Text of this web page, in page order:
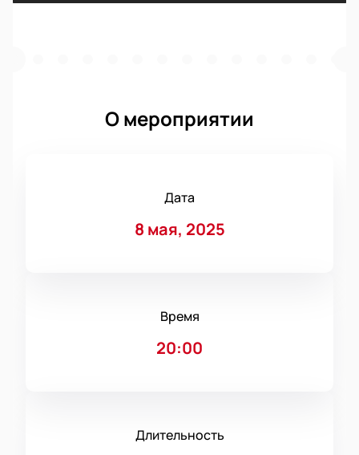
О мероприятии
Дата
8 мая, 2025
Время
20:00
Длительность